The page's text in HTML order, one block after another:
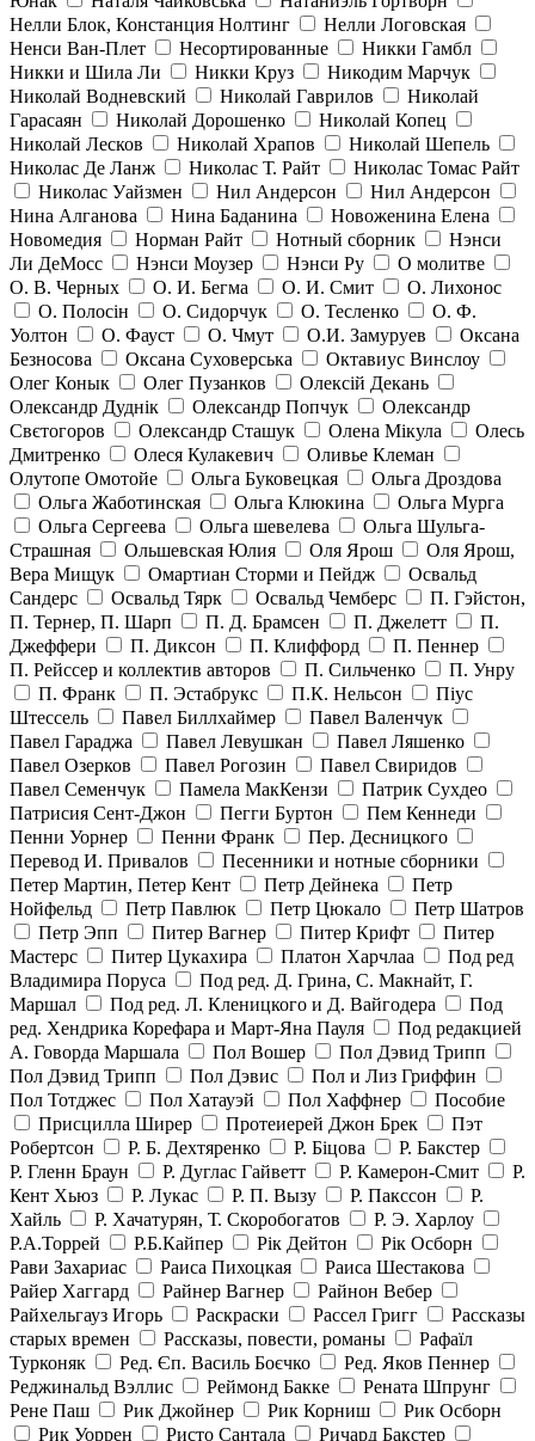
Нелли Блок, Констанция Нолтинг
Нелли Логовская
Ненси Ван-Плет
Несортированные
Никки Гамбл
Никки и Шила Ли
Никки Круз
Никодим Марчук
Николай Водневский
Николай Гаврилов
Николай
Гарасаян
Николай Дорошенко
Николай Копец
Николай Лесков
Николай Храпов
Николай Шепель
Николас Де Ланж
Николас Т. Райт
Николас Томас Райт
Николас Уайзмен
Нил Андерсон
Нил Андерсон
Нина Алганова
Нина Баданина
Новоженина Елена
Новомедия
Норман Райт Нотный сборник
Нэнси
Ли ДеМосс
Нэнси Моузер Нэнси Ру
О молитве
О. В. Черных
О. И. Бегма О. И. Смит
О. Лихонос
О. Полосін
О. Сидорчук О. Тесленко
О. Ф.
Уолтон
О. Фауст О. Чмут О.И. Замуруев
Оксана
Безносова
Оксана Суховерська
Октавиус Винслоу
Олег Конык
Олег Пузанков
Олексій Декань
Олександр Дуднік
Олександр Попчук
Олександр
Свєтогоров
Олександр Сташук Олена Мікула
Олесь
Дмитренко
Олеся Кулакевич
Оливье Клеман
Олутопе Омотойе
Ольга Буковецкая
Ольга Дроздова
Ольга Жаботинская
Ольга Клюкина
Ольга Мурга
Ольга Сергеева
Ольга шевелева
Ольга Шульга-
Страшная
Ольшевская Юлия Оля Ярош
Оля Ярош,
Вера Мищук
Омартиан Сторми и Пейдж
Освальд
Сандерс
Освальд Тярк Освальд Чемберс
П. Гэйстон,
П. Тернер, П. Шарп
П. Д. Брамсен П. Джелетт
П.
Джеффери
П. Диксон П. Клиффорд
П. Пеннер
П. Рейссер и коллектив авторов
П. Сильченко
П. Унру
П. Франк
П. Эстабрукс П.К. Нельсон
Піус
Штессель
Павел Биллхаймер
Павел Валенчук
Павел Гараджа
Павел Левушкан
Павел Ляшенко
Павел Озерков
Павел Рогозин
Павел Свиридов
Павел Семенчук
Памела МакКензи
Патрик Сухдео
Патрисия Сент-Джон
Пегги Буртон
Пем Кеннеди
Пенни Уорнер
Пенни Франк
Пер. Десницкого
Перевод И. Привалов
Песенники и нотные сборники
Петер Мартин, Петер Кент
Петр Дейнека
Петр
Нойфельд
Петр Павлюк Петр Цюкало
Петр Шатров
Петр Эпп
Питер Вагнер Питер Крифт
Питер
Мастерс
Питер Цукахира Платон Харчлаа
Под ред
Владимира Поруса
Под ред. Д. Грина, С. Макнайт, Г.
Маршал
Под ред. Л. Кленицкого и Д. Вайгодера
Под
ред. Хендрика Корефара и Март-Яна Пауля
Под редакцией
А. Говорда Маршала
Пол Вошер
Пол Дэвид Трипп
Пол Дэвид Трипп
Пол Дэвис
Пол и Лиз Гриффин
Пол Тотджес
Пол Хатауэй Пол Хаффнер
Пособие
Присцилла Ширер
Протеиерей Джон Брек
Пэт
Робертсон
Р. Б. Дехтяренко Р. Біцова
Р. Бакстер
Р. Гленн Браун
Р. Дуглас Гайветт Р. Камерон-Смит
Р.
Кент Хьюз
Р. Лукас Р. П. Вызу Р. Пакссон
Р.
Хайль
Р. Хачатурян, Т. Скоробогатов
Р. Э. Харлоу
Р.А.Торрей
Р.Б.Кайпер Рік Дейтон
Рік Осборн
Рави Захариас
Раиса Пихоцкая
Раиса Шестакова
Райер Хаггард
Райнер Вагнер
Райнон Вебер
Райхельгауз Игорь
Раскраски Рассел Григг
Рассказы
старых времен
Рассказы, повести, романы
Рафаїл
Турконяк
Ред. Єп. Василь Боєчко
Ред. Яков Пеннер
Реджинальд Вэллис
Реймонд Бакке
Рената Шпрунг
Рене Паш
Рик Джойнер Рик Корниш
Рик Осборн
Рик Уоррен
Ристо Сантала Ричард Бакстер